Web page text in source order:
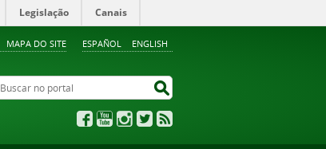
ESPAÑOL ENGLISH
MAPA DO SITE
Legislação Canais
Buscar no portal
FacebookYouTubeInstagram
Twitter